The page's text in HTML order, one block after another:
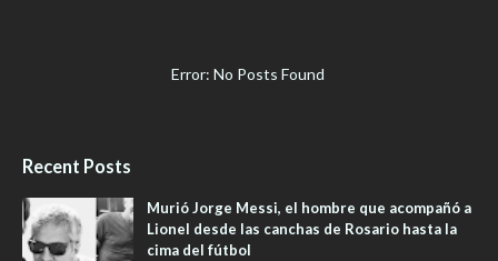
Error: No Posts Found
Recent Posts
Murió Jorge Messi, el hombre que acompañó a
Lionel desde las canchas de Rosario hasta la
cima del fútbol